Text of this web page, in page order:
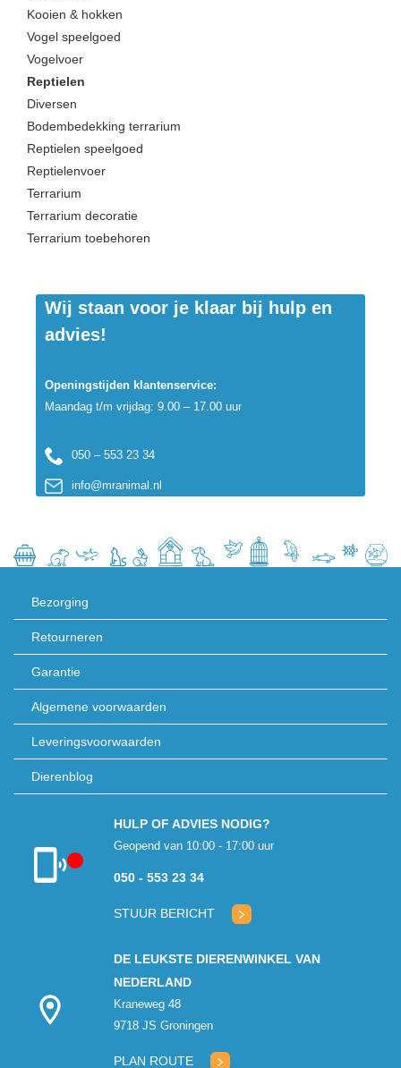
Kooien & hokken
Vogel speelgoed
Vogelvoer
Reptielen
Diversen
Bodembedekking terrarium
Reptielen speelgoed
Reptielenvoer
Terrarium
Terrarium decoratie
Terrarium toebehoren
Wij staan voor je klaar bij hulp en
advies!
Openingstijden klantenservice:
Maandag t/m vrijdag: 9.00 – 17.00 uur
050 – 553 23 34
info@mranimal.nl
Bezorging
Retourneren
Garantie
Algemene voorwaarden
Leveringsvoorwaarden
Dierenblog
Klantenservice
HULP OF ADVIES NODIG?
Geopend van 10:00 - 17:00 uur
050 - 553 23 34
STUUR BERICHT
DE LEUKSTE DIERENWINKEL VAN
NEDERLAND
Kraneweg 48
9718 JS Groningen
PLAN ROUTE